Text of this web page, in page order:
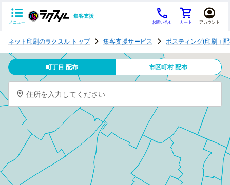
メニュー
集客支援
お問い合せ カート アカウント
テ
ン
グ
ネット印刷のラクスル トップ 集客支援サービス ポスティング(印刷＋
町丁目 配布 市区町村 配布
住所を入力してください